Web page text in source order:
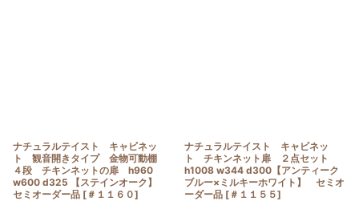
ナチュラルテイスト キャビネッ
ト 観音開きタイプ 金物可動棚
４段 チキンネットの扉 h960
w600 d325 【ステインオーク】
セミオーダー品 [ ＃１１６０]
ナチュラルテイスト キャビネッ
ト チキンネット扉 ２点セット
h1008 w344 d300【アンティーク
ブルー×ミルキーホワイト】 セミオ
ーダー品 [ ＃１１５５]